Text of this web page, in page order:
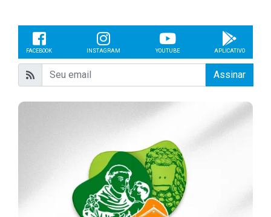
FACEBOOK INSTAGRAM YOUTUBE APLICATIVO
Assinar